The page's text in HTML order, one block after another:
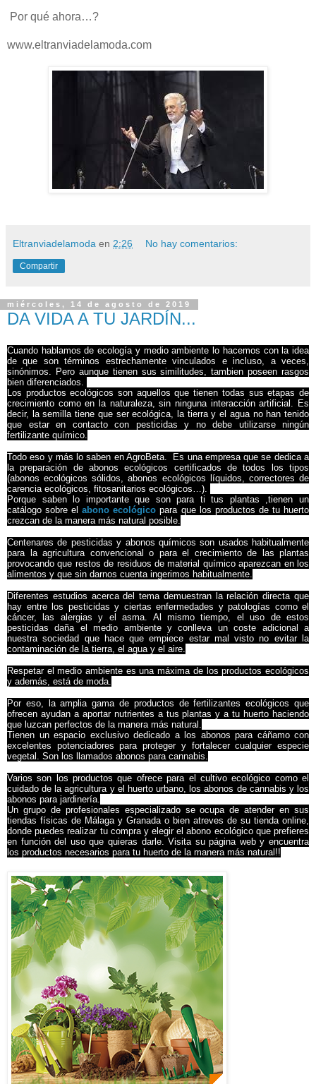
Por qué ahora…?
www.eltranviadelamoda.com
Eltranviadelamoda en 2:26 No hay comentarios:
Compartir
miércoles, 14 de agosto de 2019
DA VIDA A TU JARDÍN...
Cuando hablamos de ecología y medio ambiente lo hacemos con la idea
de que son términos estrechamente vinculados e incluso, a veces,
sinónimos. Pero aunque tienen sus similitudes, tambien poseen rasgos
bien diferenciados.
Los productos ecológicos son aquellos que tienen todas sus etapas de
crecimiento como en la naturaleza, sin ninguna interacción artificial. Es
decir, la semilla tiene que ser ecológica, la tierra y el agua no han tenido
que estar en contacto con pesticidas y no debe utilizarse ningún
fertilizante químico.
Todo eso y más lo saben en AgroBeta. Es una empresa que se dedica a
la preparación de abonos ecológicos certificados de todos los tipos
(abonos ecológicos sólidos, abonos ecológicos líquidos, correctores de
carencia ecológicos, fitosanitarios ecológicos…).
Porque saben lo importante que son para ti tus plantas ,tienen un
catálogo sobre elabono ecológico para que los productos de tu huerto
crezcan de la manera más natural posible.
Centenares de pesticidas y abonos químicos son usados habitualmente
para la agricultura convencional o para el crecimiento de las plantas
provocando que restos de residuos de material químico aparezcan en los
alimentos y que sin darnos cuenta ingerimos habitualmente.
Diferentes estudios acerca del tema demuestran la relación directa que
hay entre los pesticidas y ciertas enfermedades y patologías como el
cáncer, las alergias y el asma. Al mismo tiempo, el uso de estos
pesticidas daña el medio ambiente y conlleva un coste adicional a
nuestra sociedad que hace que empiece estar mal visto no evitar la
contaminación de la tierra, el agua y el aire.
Respetar el medio ambiente es una máxima de los productos ecológicos
y además, está de moda.
Por eso, la amplia gama de productos de fertilizantes ecológicos que
ofrecen ayudan a aportar nutrientes a tus plantas y a tu huerto haciendo
que luzcan perfectos de la manera más natural.
Tienen un espacio exclusivo dedicado a los abonos para cáñamo con
excelentes potenciadores para proteger y fortalecer cualquier especie
vegetal. Son los llamados abonos para cannabis.
Varios son los productos que ofrece para el cultivo ecológico como el
cuidado de la agricultura y el huerto urbano, los abonos de cannabis y los
abonos para jardinería.
Un grupo de profesionales especializado se ocupa de atender en sus
tiendas físicas de Málaga y Granada o bien atreves de su tienda online,
donde puedes realizar tu compra y elegir el abono ecológico que prefieres
en función del uso que quieras darle. Visita su página web y encuentra
los productos necesarios para tu huerto de la manera más natural!!